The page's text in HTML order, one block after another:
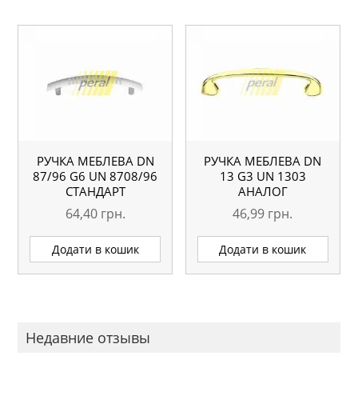
РУЧКА МЕБЛЕВА DN
87/96 G6 UN 8708/96
СТАНДАРТ
64,40 грн.
Додати в кошик
РУЧКА МЕБЛЕВА DN
13 G3 UN 1303
АНАЛОГ
46,99 грн.
Додати в кошик
Недавние отзывы